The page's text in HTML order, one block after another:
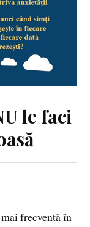
le faci
frecventă în